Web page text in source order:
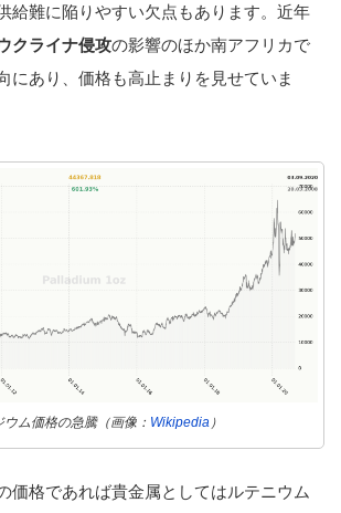
給難に陥りやすい欠点もあります。近年
クライナ侵攻の影響のほか南アフリカで
にあり、価格も高止まりを見せていま
ウム価格の急騰（画像： Wikipedia ）
価格であれば貴金属としてはルテニウム